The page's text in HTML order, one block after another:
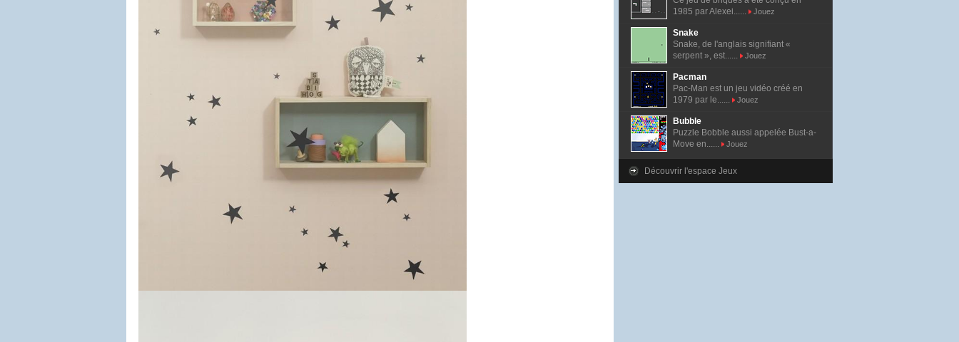
1985 par Alexei......
Jouez
Snake
Snake, de l'anglais signifiant «
serpent », est......
Jouez
Pacman
Pac-Man est un jeu vidéo créé en
1979 par le......
Jouez
Bubble
Puzzle Bobble aussi appelée Bust-a-
Move en......
Jouez
Découvrir l'espace Jeux